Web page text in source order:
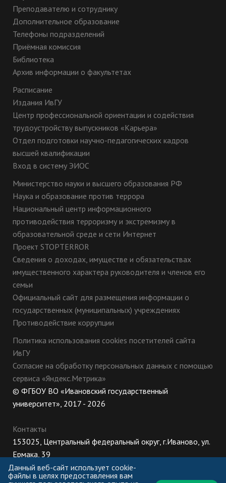
Преподавателю и сотруднику
Дополнительное образование
Телефоны подразделений
Приёмная комиссия
Библиотека
Архив информации о факультетах
Расписание
Издания ИвГУ
Центр профессиональной ориентации и содействия
трудоустройству выпускников «Карьера»
Отдел подготовки научно-педагогических кадров
высшей квалификации
Вход в систему ЭИОС
Министерство науки и высшего образования РФ
Наука и образование против террора
Национальный центр информационного
противодействия терроризму и экстремизму в
образовательной среде и сети Интернет
Проект STOPTERROR
Сведения о доходах, имуществе и обязательствах
имущественного характера руководителя и членов его
семьи
Официальный сайт для размещения информации о
государственных (муниципальных) учреждениях
Противодействие коррупции
Политика использования cookies посетителей сайта
ИвГУ
Согласие на обработку персональных данных с помощью
сервиса «Яндекс.Метрика»
© ФГБОУ ВО «Ивановский государственный
университет», 2017 - 2026
Контакты
153025, Центральный федеральный округ, г.Иваново, ул.
Ермака, 39
8 (800) 222-56-86 (Приемная комиссия), +7 (4932) 32-62-
10 (Ректорат)
Данный веб-сайт использует cookie-
файлы в целях предоставления вам